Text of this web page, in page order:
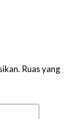
Ruas yang